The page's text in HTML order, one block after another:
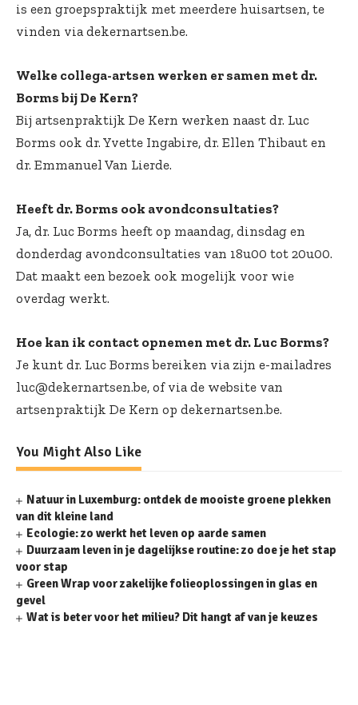
is een groepspraktijk met meerdere huisartsen, te
vinden via dekernartsen.be.
Welke collega-artsen werken er samen met dr.
Borms bij De Kern?
Bij artsenpraktijk De Kern werken naast dr. Luc
Borms ook dr. Yvette Ingabire, dr. Ellen Thibaut en
dr. Emmanuel Van Lierde.
Heeft dr. Borms ook avondconsultaties?
Ja, dr. Luc Borms heeft op maandag, dinsdag en
donderdag avondconsultaties van 18u00 tot 20u00.
Dat maakt een bezoek ook mogelijk voor wie
overdag werkt.
Hoe kan ik contact opnemen met dr. Luc Borms?
Je kunt dr. Luc Borms bereiken via zijn e-mailadres
luc@dekernartsen.be, of via de website van
artsenpraktijk De Kern op dekernartsen.be.
You Might Also Like
Natuur in Luxemburg: ontdek de mooiste groene plekken
van dit kleine land
Ecologie: zo werkt het leven op aarde samen
Duurzaam leven in je dagelijkse routine: zo doe je het stap
voor stap
Green Wrap voor zakelijke folieoplossingen in glas en
gevel
Wat is beter voor het milieu? Dit hangt af van je keuzes